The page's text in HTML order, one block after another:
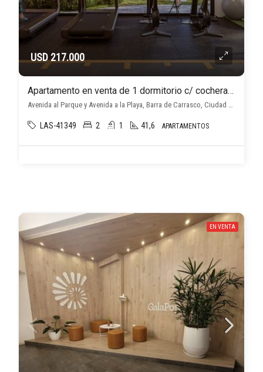
USD 217.000
Apartamento en venta de 1 dormitorio c/ cochera en Barra de Carrasco
Avenida al Parque y Avenida a la Playa, Barra de Carrasco, Ciudad de la Costa
LAS-41349 2 1 41,6 APARTAMENTOS
EN VENTA